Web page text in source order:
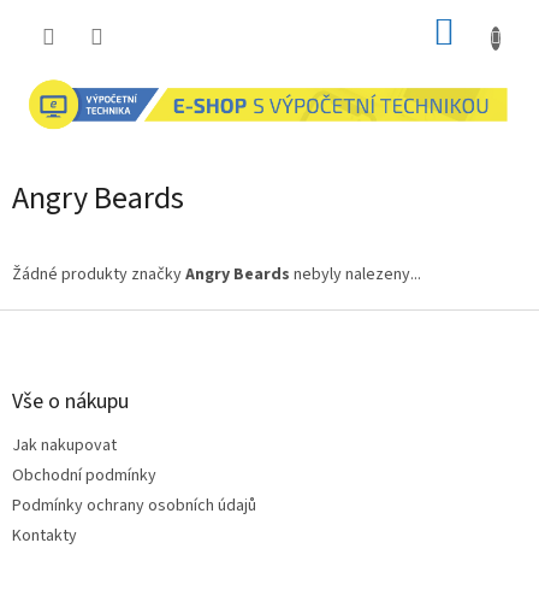
Angry Beards
Žádné produkty značkyAngry Beards nebyly nalezeny...
Z
Vše o nákupu
Jak nakupovat
Obchodní podmínky
Podmínky ochrany osobních údajů
Kontakty